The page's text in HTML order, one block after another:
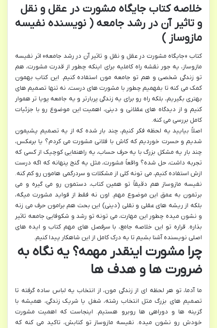
خلاصه کتاب جایگاه مشورت در عقل و نقل
و تاثیر آن در رشد جامعه ( نویسنده نفیسه
مازوساز )
کتاب «جایگاه مشورت در عقل و نقل و تاثیر آن در رشد جامعه» اثر نفیسه
مازوساز، یه جور نقشه راه کاملیه برای اینکه چطور از قدرت مشورت، هم
تو زندگی شخصی و هم تو جامعه مون استفاده کنیم. این کتاب بهمون
کمک می کنه تا بفهمیم چطور با مشورت های درست، نه تنها تصمیم های
بهتری بگیریم، بلکه راه رو برای یه زندگی پربارتر و یه جامعه پویا تر هموار
کنیم و از دیدگاه های عقلانی و دینی، اهمیت این موضوع رو با جزئیات
کامل بررسی می کنه.
اصلاً بیایید یه لحظه فکر کنیم، چند بار شده که از یه تصمیم پشیمون
شدیم و حسرت خوردیم که کاش با فلانی مشورت می کردم؟ یا برعکس،
چند بار یه مشکل بزرگ با یه حرف حساب، یه راهنمایی کوچیک از کسی که
تجربه داشت، حل شده؟ واقعاً مشورت، مثل یه گنج پنهانه که اگه درست
ازش استفاده کنیم، می تونه کلی از مشکلات و سردرگمی هامون رو کم کنه.
نفیسه مازوساز هم دقیقاً تو همین کتاب، دستمون رو می گیره و می
برتمون به عمق این موضوع مهم. اون نه فقط از فواید مشورت میگه،
بلکه از ریشه های عقلی و نقلی (دینی) این بحث هم برامون حرف می زنه
و نشون میده چطور این مهارت، می تونه تو رشد و شکوفایی جامعه تاثیر
بذاره. قراره تو این خلاصه جامع، با سرفصل های مهم کتاب و ایده های
اصلی نویسنده آشنا بشیم تا یه درک کامل از این شاهکار پیدا کنیم.
چرا مشورت اینقدر مهمه؟ یه نگاه به
ضرورت ها و هدف ها
ما آدما، تو هر لحظه ای از زندگی مون، از انتخاب یه لباس ساده گرفته تا
تصمیم های بزرگ مثل انتخاب رشته، شغل یا شریک زندگی، همیشه با
گزینه ها و دوراهی ها روبرو هستیم. اینجاست که اهمیت مشورت
خودش رو نشون میده. نفیسه مازوساز تو کتابش، تاکید می کنه که